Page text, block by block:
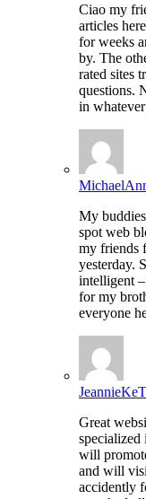
Ciao my
articles
for weeks
by. The
rated sites
questions.
in
My
spot web
my friends
yesterday.
intelligent
for my
everyone
JeannieKeT
Great
specialized
will
and will
accidently